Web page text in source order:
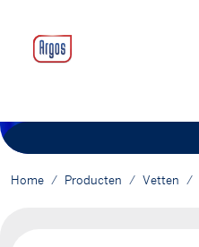
Home Producten Vetten